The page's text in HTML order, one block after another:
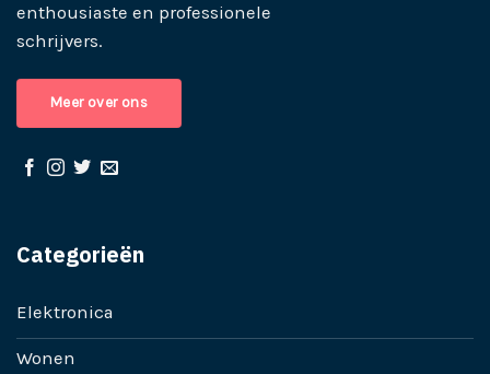
enthousiaste en professionele
schrijvers.
Meer over ons
Categorieën
Elektronica
Wonen